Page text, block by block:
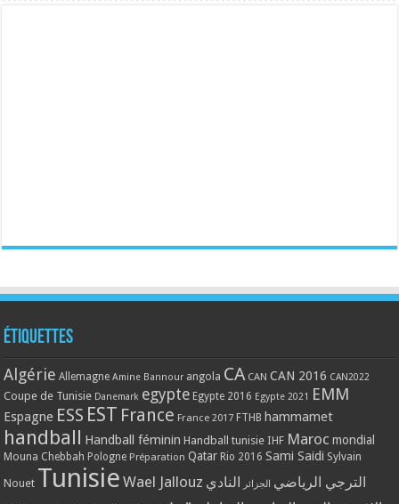
Étiquettes
Algérie Allemagne Amine Bannour angola CA CAN CAN 2016 CAN2022
Coupe de Tunisie Danemark egypte Egypte 2016 Egypte 2021 EMM
Espagne ESS EST France France 2017 FTHB hammamet
handball Handball féminin Handball tunisie IHF Maroc mondial
Mouna Chebbah Pologne Préparation Qatar Rio 2016 Sami Saidi Sylvain
Nouet Tunisie Wael Jallouz الترجي الرياضي الجزائر
النادي